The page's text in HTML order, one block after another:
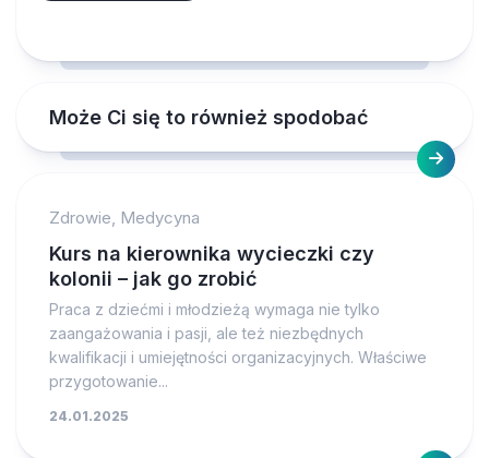
Może Ci się to również spodobać
Zdrowie, Medycyna
Kurs na kierownika wycieczki czy
kolonii – jak go zrobić
Praca z dziećmi i młodzieżą wymaga nie tylko
zaangażowania i pasji, ale też niezbędnych
kwalifikacji i umiejętności organizacyjnych. Właściwe
przygotowanie...
24.01.2025